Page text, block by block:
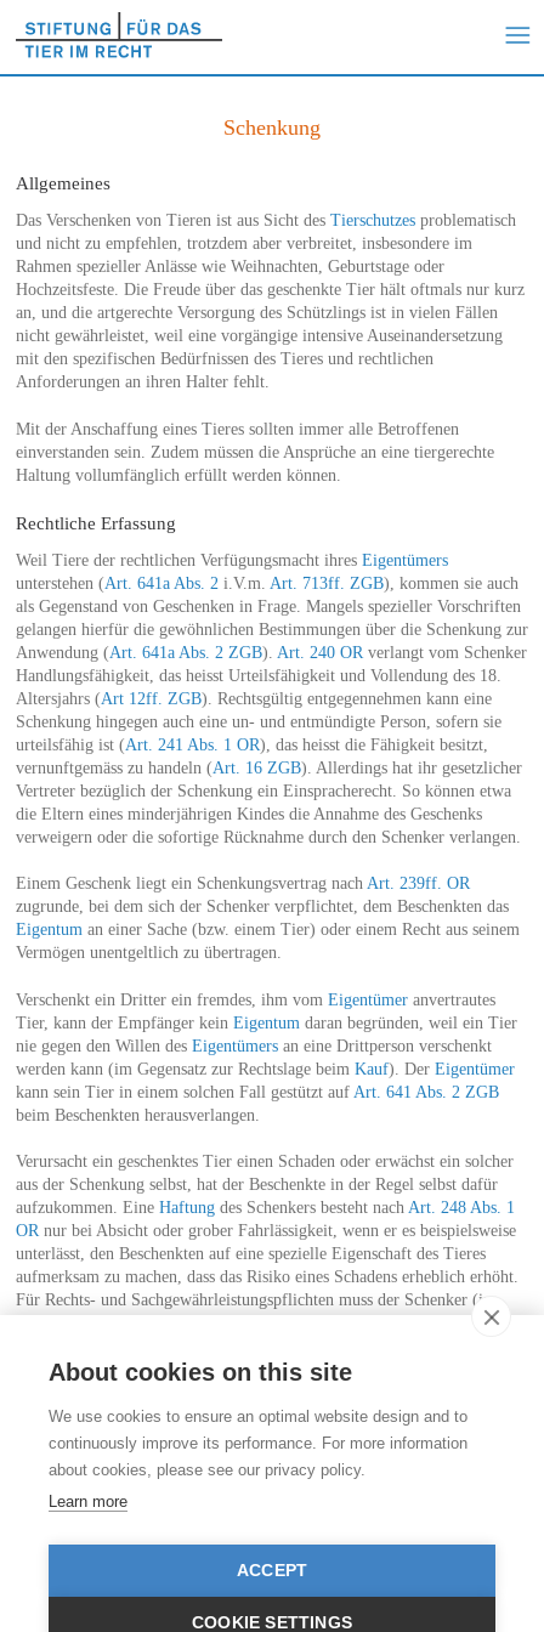
Schenkung
Allgemeines
Das Verschenken von Tieren ist aus Sicht des Tierschutzesproblematisch
und nicht zu empfehlen, trotzdem aber verbreitet, insbesondere im
Rahmen spezieller Anlässe wie Weihnachten, Geburtstage oder
Hochzeitsfeste. Die Freude über das geschenkte Tier hält oftmals nur kurz
an, und die artgerechte Versorgung des Schützlings ist in vielen Fällen
nicht gewährleistet, weil eine vorgängige intensive Auseinandersetzung
mit den spezifischen Bedürfnissen des Tieres und rechtlichen
Anforderungen an ihren Halter fehlt.
Mit der Anschaffung eines Tieres sollten immer alle Betroffenen
einverstanden sein. Zudem müssen die Ansprüche an eine tiergerechte
Haltung vollumfänglich erfüllt werden können.
Rechtliche Erfassung
Weil Tiere der rechtlichen Verfügungsmacht ihres Eigentümers
unterstehen (Art. 641a Abs. 2 i.V.m. Art. 713ff. ZGB), kommen sie auch
als Gegenstand von Geschenken in Frage. Mangels spezieller Vorschriften
gelangen hierfür die gewöhnlichen Bestimmungen über die Schenkung zur
Anwendung (Art. 641a Abs. 2 ZGB). Art. 240 OR verlangt vom Schenker
Handlungsfähigkeit, das heisst Urteilsfähigkeit und Vollendung des 18.
Altersjahrs (Art 12ff. ZGB). Rechtsgültig entgegennehmen kann eine
Schenkung hingegen auch eine un- und entmündigte Person, sofern sie
urteilsfähig ist (Art. 241 Abs. 1 OR), das heisst die Fähigkeit besitzt,
vernunftgemäss zu handeln (Art. 16 ZGB). Allerdings hat ihr gesetzlicher
Vertreter bezüglich der Schenkung ein Einspracherecht. So können etwa
die Eltern eines minderjährigen Kindes die Annahme des Geschenks
verweigern oder die sofortige Rücknahme durch den Schenker verlangen.
Einem Geschenk liegt ein Schenkungsvertrag nach Art. 239ff. OR
zugrunde, bei dem sich der Schenker verpflichtet, dem Beschenkten das
Eigentum an einer Sache (bzw. einem Tier) oder einem Recht aus seinem
Vermögen unentgeltlich zu übertragen.
Verschenkt ein Dritter ein fremdes, ihm vom Eigentümeranvertrautes
Tier, kann der Empfänger kein Eigentum daran begründen, weil ein Tier
nie gegen den Willen des Eigentümersan eine Drittperson verschenkt
werden kann (im Gegensatz zur Rechtslage beim Kauf). Der Eigentümer
kann sein Tier in einem solchen Fall gestützt auf Art. 641 Abs. 2 ZGB
beim Beschenkten herausverlangen.
Verursacht ein geschenktes Tier einen Schaden oder erwächst ein solcher
aus der Schenkung selbst, hat der Beschenkte in der Regel selbst dafür
aufzukommen. Eine Haftungdes Schenkers besteht nach Art. 248 Abs. 1
OR nur bei Absicht oder grober Fahrlässigkeit, wenn er es beispielsweise
unterlässt, den Beschenkten auf eine spezielle Eigenschaft des Tieres
aufmerksam zu machen, dass das Risiko eines Schadens erheblich erhöht.
Für Rechts- und Sachgewährleistungspflichten muss der Schenker (im
Gegensatz zum Verkäufer) ausserdem lediglich einstehen, wenn er sich
Stiftung für das Tier im Recht (TIR)
Rigistrasse 9
CH - 8006 Zürich
info@tierimrecht.org
Ihre Spende kann von den Steuern abgezogen werden.
IBAN: CH17 0900 0000 8770 0700 7, PostFinance CHF
About cookies on this site
We use cookies to ensure an optimal website design and to
continuously improve its performance. For more information
about cookies, please see our privacy policy.
Learn more
ACCEPT
COOKIE SETTINGS